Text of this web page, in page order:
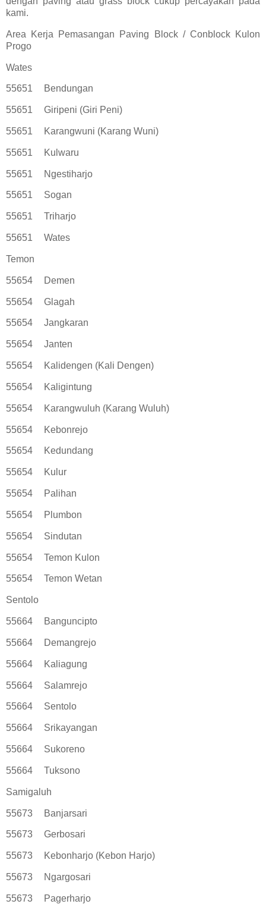
kami.
Area Kerja Pemasangan Paving Block / Conblock Kulon
Progo
Wates
55651 Bendungan
55651 Giripeni (Giri Peni)
55651 Karangwuni (Karang Wuni)
55651 Kulwaru
55651 Ngestiharjo
55651 Sogan
55651 Triharjo
55651 Wates
Temon
55654 Demen
55654 Glagah
55654 Jangkaran
55654 Janten
55654 Kalidengen (Kali Dengen)
55654 Kaligintung
55654 Karangwuluh (Karang Wuluh)
55654 Kebonrejo
55654 Kedundang
55654 Kulur
55654 Palihan
55654 Plumbon
55654 Sindutan
55654 Temon Kulon
55654 Temon Wetan
Sentolo
55664 Banguncipto
55664 Demangrejo
55664 Kaliagung
55664 Salamrejo
55664 Sentolo
55664 Srikayangan
55664 Sukoreno
55664 Tuksono
Samigaluh
55673 Banjarsari
55673 Gerbosari
55673 Kebonharjo (Kebon Harjo)
55673 Ngargosari
55673 Pagerharjo